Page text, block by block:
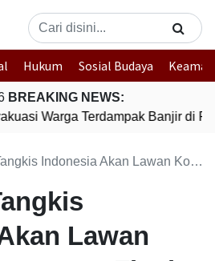
Hukum Sosial Budaya
BREAKING NEWS:
Warga Terdampak Banjir di
Akan Lawan Korsel di Perempat Final BAMTC 2023
Lawan